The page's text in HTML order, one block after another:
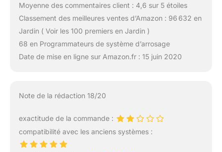
Moyenne des commentaires client : 4,6 sur 5 étoiles
Classement des meilleures ventes d’Amazon : 96 632 en
Jardin ( Voir les 100 premiers en Jardin )
68 en Programmateurs de système d’arrosage
Date de mise en ligne sur Amazon.fr : 15 juin 2020
Note de la rédaction 18/20
exactitude de la commande :
compatibilité avec les anciens systèmes :